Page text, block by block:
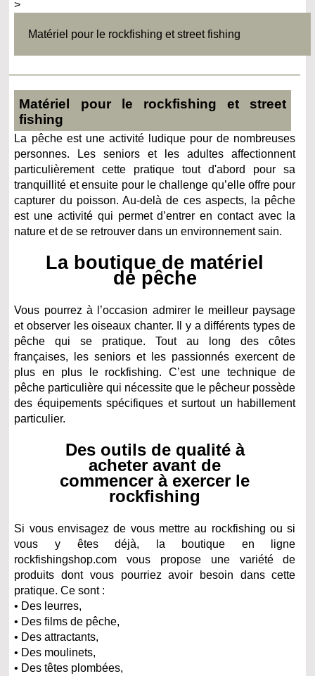
>
Matériel pour le rockfishing et street fishing
Matériel pour le rockfishing et street
fishing
La pêche est une activité ludique pour de nombreuses
personnes. Les seniors et les adultes affectionnent
particulièrement cette pratique tout d'abord pour sa
tranquillité et ensuite pour le challenge qu’elle offre pour
capturer du poisson. Au-delà de ces aspects, la pêche
est une activité qui permet d’entrer en contact avec la
nature et de se retrouver dans un environnement sain.
La boutique de matériel
de pêche
Vous pourrez à l’occasion admirer le meilleur paysage
et observer les oiseaux chanter. Il y a différents types de
pêche qui se pratique. Tout au long des côtes
françaises, les seniors et les passionnés exercent de
plus en plus le rockfishing. C’est une technique de
pêche particulière qui nécessite que le pêcheur possède
des équipements spécifiques et surtout un habillement
particulier.
Des outils de qualité à
acheter avant de
commencer à exercer le
rockfishing
Si vous envisagez de vous mettre au rockfishing ou si
vous y êtes déjà, la boutique en ligne
rockfishingshop.com vous propose une variété de
produits dont vous pourriez avoir besoin dans cette
pratique. Ce sont :
• Des leurres,
• Des films de pêche,
• Des attractants,
• Des moulinets,
• Des têtes plombées,